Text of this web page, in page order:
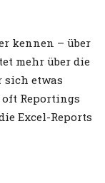
kennen – über
mehr über die
sich etwas
Reportings
Excel-Reports